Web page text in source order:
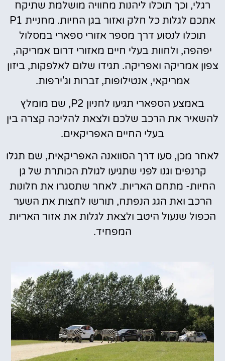
רגלי, וכך תוכלו ליהנות מחוויה מושלמת שתיקח
אתכם לגלות כל חלק ואזור בגן החיות. מחניית P1
תוכלו לנסוע דרך מספר אזורי ספארי במסלול
יפהפה, ולחוות בעלי חיים מאזורי דרום אמריקה,
צפון אמריקה ואפריקה. תגידו שלום לאלפקות, ביזון
אמריקאי, אנטילופות, זברות וג'ירפות.
באמצע הספארי תגיעו לחניון P2, שם מומלץ
להשאיר את הרכב שלכם ולצאת להליכה קצרה בין
בעלי החיים האפריקאים.
לאחר מכן, סעו דרך הסוואנה האפריקאית, שם תגלו
קרנפים וגנו לפני שתגיעו לגולת הכותרת של גן
החיות- מתחם האריות. לאחר שתסגרו את חלונות
הרכב ואת הגג הנפתח, תורשו לחצות את השער
הכפול שנעול היטב ולצאת לגלות את אזור האריות
המפחיד.